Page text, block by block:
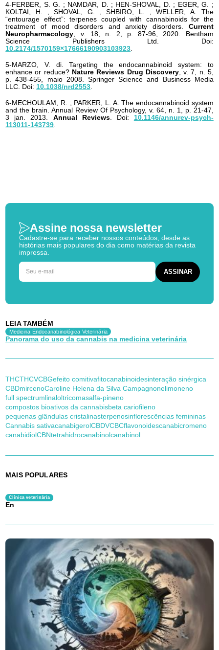
4-FERBER, S. G. ; NAMDAR, D. ; HEN-SHOVAL, D. ; EGER, G. ;
KOLTAI, H. ; SHOVAL, G. ; SHBIRO, L. ; WELLER, A. The
“entourage effect”: terpenes coupled with cannabinoids for the
treatment of mood disorders and anxiety disorders. Current
Neuropharmacology , v. 18, n. 2, p. 87-96, 2020. Bentham
Science Publishers Ltd. Doi:
10.2174/1570159×17666190903103923
5-MARZO, V. di. Targeting the endocannabinoid system: to
enhance or reduce? Nature Reviews Drug Discovery, v. 7, n. 5,
p. 438-455, maio 2008. Springer Science and Business Media
LLC. Doi: 10.1038/nrd2553
6-MECHOULAM, R. ; PARKER, L. A. The endocannabinoid system
and the brain. Annual Review Of Psychology, v. 64, n. 1, p. 21-47,
3 jan. 2013. Annual Reviews. Doi: 10.1146/annurev-psych-
113011-143739.
Assine nossa newsletter
Cadastre-se para receber nossos conteúdos, desde as
histórias mais populares do dia como matérias da revista
impressa.
LEIA TAMBÉM
Medicina Endocanabinológica Veterinária
Panorama do uso da cannabis na medicina veterinária
THCTHCVCBGefeito comitivafitocanabinoidesinteração sinérgica
CBDmircenoCaroline Helena da Silva Campagnone limoneno
full spectrum linaloltricomasalfa-pineno
compostos bioativos da cannabisbeta cariofileno
pequenas glândulas cristalinasterpenosinflorescências femininas
Cannabis sativacanabigerolCBDVCBCflavonoidescanabicromeno
canabidiolCBNtetrahidrocanabinolcanabinol
MAIS POPULARES
Clínica veterinária
En